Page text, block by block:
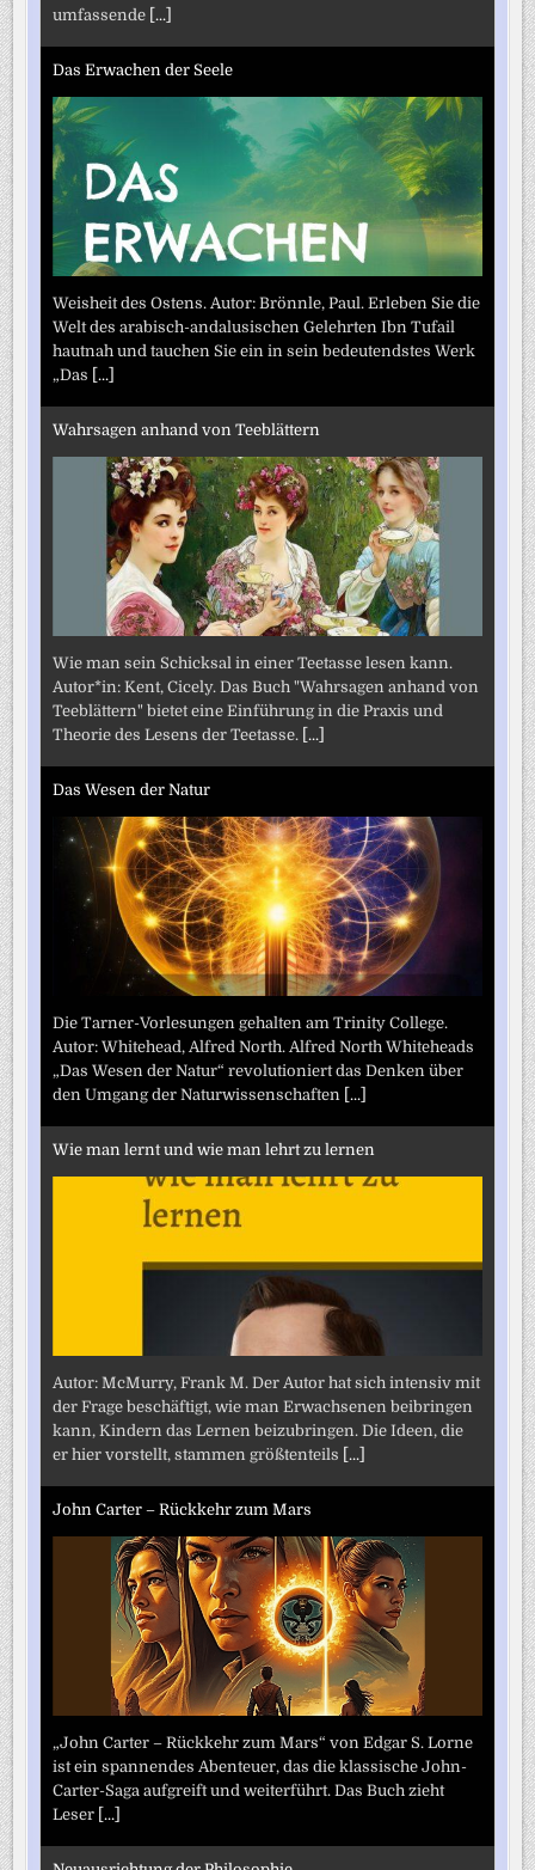
umfassende [...]
Das Erwachen der Seele
Weisheit des Ostens. Autor: Brönnle, Paul. Erleben Sie die
Welt des arabisch-andalusischen Gelehrten Ibn Tufail
hautnah und tauchen Sie ein in sein bedeutendstes Werk
„Das [...]
Wahrsagen anhand von Teeblättern
Wie man sein Schicksal in einer Teetasse lesen kann.
Autor*in: Kent, Cicely. Das Buch "Wahrsagen anhand von
Teeblättern" bietet eine Einführung in die Praxis und
Theorie des Lesens der Teetasse. [...]
Das Wesen der Natur
Die Tarner-Vorlesungen gehalten am Trinity College.
Autor: Whitehead, Alfred North. Alfred North Whiteheads
„Das Wesen der Natur“ revolutioniert das Denken über
den Umgang der Naturwissenschaften [...]
Wie man lernt und wie man lehrt zu lernen
Autor: McMurry, Frank M. Der Autor hat sich intensiv mit
der Frage beschäftigt, wie man Erwachsenen beibringen
kann, Kindern das Lernen beizubringen. Die Ideen, die
er hier vorstellt, stammen größtenteils [...]
John Carter – Rückkehr zum Mars
„John Carter – Rückkehr zum Mars“ von Edgar S. Lorne
ist ein spannendes Abenteuer, das die klassische John-
Carter-Saga aufgreift und weiterführt. Das Buch zieht
Leser [...]